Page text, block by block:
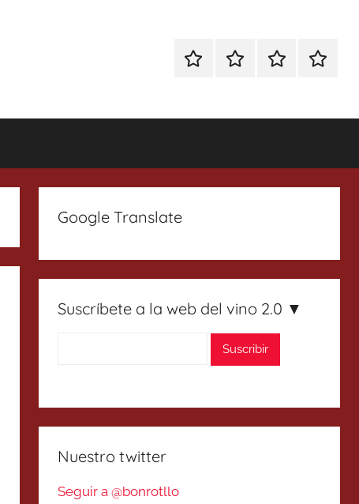
EspecialEnoturismoRanking
Google Translate
Suscríbete a la web del vino 2.0 ▼
Nuestro twitter
Seguir a @bonrotllo